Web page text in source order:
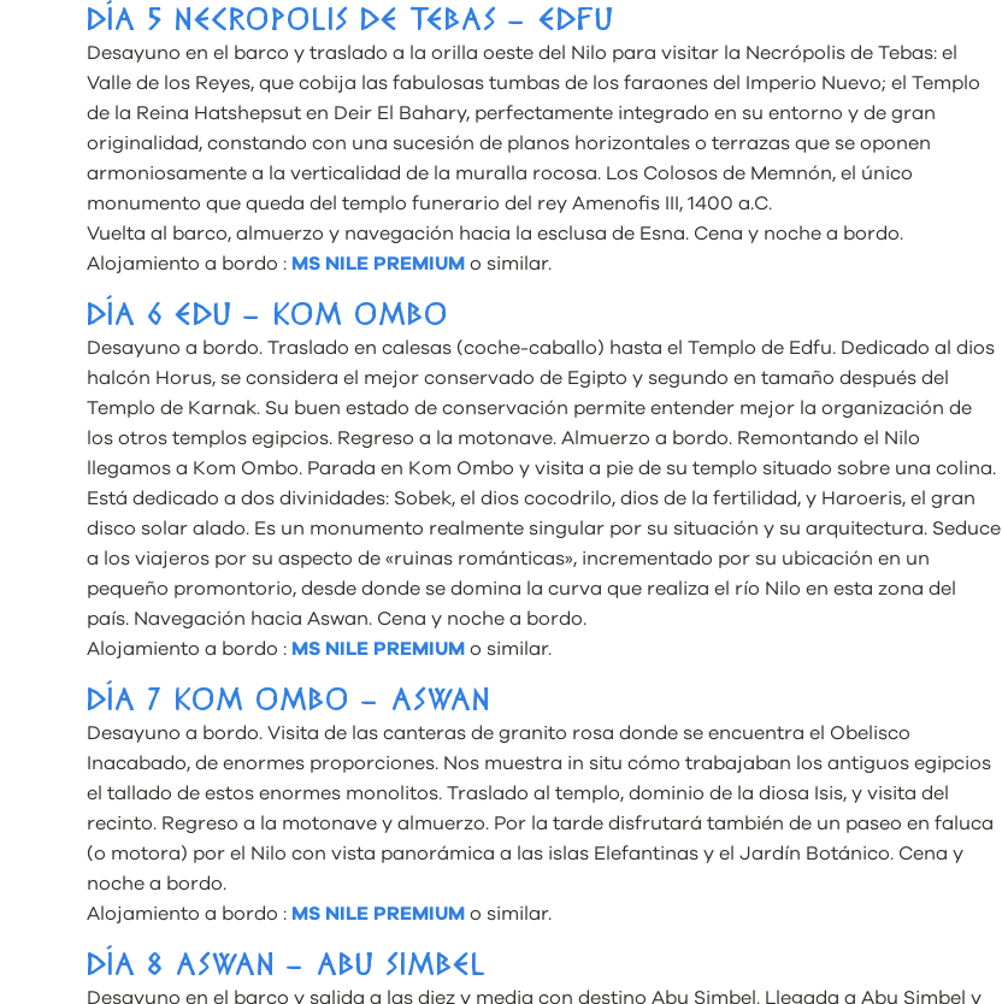
DÍA 5 NECROPOLIS DE TEBAS – EDFU
Desayuno en el barco y traslado a la orilla oeste del Nilo para visitar la Necrópolis de Tebas: el
Valle de los Reyes, que cobija las fabulosas tumbas de los faraones del Imperio Nuevo; el Templo
de la Reina Hatshepsut en Deir El Bahary, perfectamente integrado en su entorno y de gran
originalidad, constando con una sucesión de planos horizontales o terrazas que se oponen
armoniosamente a la verticalidad de la muralla rocosa. Los Colosos de Memnón, el único
monumento que queda del templo funerario del rey Amenofis III, 1400 a.C.
Vuelta al barco, almuerzo y navegación hacia la esclusa de Esna. Cena y noche a bordo.
Alojamiento a bordo : MS NILE PREMIUM o similar.
DÍA 6 EDU – KOM OMBO
Desayuno a bordo. Traslado en calesas (coche-caballo) hasta el Templo de Edfu. Dedicado al dios
halcón Horus, se considera el mejor conservado de Egipto y segundo en tamaño después del
Templo de Karnak. Su buen estado de conservación permite entender mejor la organización de
los otros templos egipcios. Regreso a la motonave. Almuerzo a bordo. Remontando el Nilo
llegamos a Kom Ombo. Parada en Kom Ombo y visita a pie de su templo situado sobre una colina.
Está dedicado a dos divinidades: Sobek, el dios cocodrilo, dios de la fertilidad, y Haroeris, el gran
disco solar alado. Es un monumento realmente singular por su situación y su arquitectura. Seduce
a los viajeros por su aspecto de «ruinas románticas», incrementado por su ubicación en un
pequeño promontorio, desde donde se domina la curva que realiza el río Nilo en esta zona del
país. Navegación hacia Aswan. Cena y noche a bordo.
Alojamiento a bordo : MS NILE PREMIUM o similar.
DÍA 7 KOM OMBO – ASWAN
Desayuno a bordo. Visita de las canteras de granito rosa donde se encuentra el Obelisco
Inacabado, de enormes proporciones. Nos muestra in situ cómo trabajaban los antiguos egipcios
el tallado de estos enormes monolitos. Traslado al templo, dominio de la diosa Isis, y visita del
recinto. Regreso a la motonave y almuerzo. Por la tarde disfrutará también de un paseo en faluca
(o motora) por el Nilo con vista panorámica a las islas Elefantinas y el Jardín Botánico. Cena y
noche a bordo.
Alojamiento a bordo : MS NILE PREMIUM o similar.
DÍA 8 ASWAN – ABU SIMBEL
Desayuno en el barco y salida a las diez y media con destino Abu Simbel. Llegada a Abu Simbel y